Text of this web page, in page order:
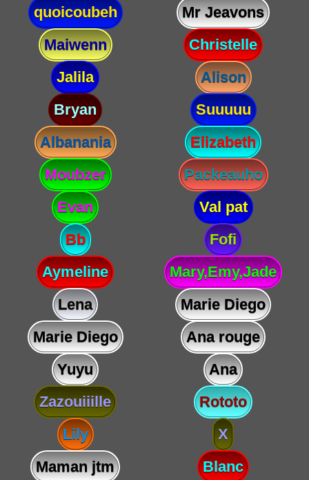
quoicoubeh
Mr Jeavons
Maiwenn
Christelle
Jalila
Alison
Bryan
Suuuuu
Albanania
Elizabeth
Moubzer
Packeauho
Evan
Val pat
Bb
Fofi
Aymeline
Mary,Emy,Jade
Lena
Marie Diego
Marie Diego
Ana rouge
Yuyu
Ana
Zazouiiille
Rototo
Lily
X
Maman jtm
Blanc